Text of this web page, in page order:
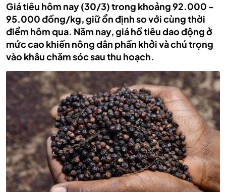
Giá tiêu hôm nay (30/3) trong khoảng 92.000 -
95.000 đồng/kg, giữ ổn định so với cùng thời
điểm hôm qua. Năm nay, giá hồ tiêu dao động ở
mức cao khiến nông dân phấn khởi và chú trọng
vào khâu chăm sóc sau thu hoạch.